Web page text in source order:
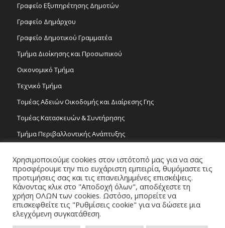
Γραφείο Εξυπηρέτησης Δημοτών
Γραφείο Δημάρχου
Γραφείο Δημοτικού Γραμματέα
Τμήμα Διοίκησης και Προσωπικού
Οικονομικό Τμήμα
Τεχνικό Τμήμα
Τομέας Αδειών Οικοδομής και Διαίρεσης Γης
Τομέας Κατασκευών & Συντήρησης
Τμήμα Περιβαλλοντικής Ανάπτυξης
Τομέας Γραμμάτων και Τεχνών
Τροχονομία
Χρησιμοποιούμε cookies στον ιστότοπό μας για να σας
προσφέρουμε την πιο ευχάριστη εμπειρία, θυμόμαστε τις
προτιμήσεις σας και τις επανειλημμένες επισκέψεις.
Κάνοντας κλικ στο "Αποδοχή όλων", αποδέχεστε τη
χρήση ΟΛΩΝ των cookies. Ωστόσο, μπορείτε να
επισκεφθείτε τις "Ρυθμίσεις cookie" για να δώσετε μια
ελεγχόμενη συγκατάθεση.